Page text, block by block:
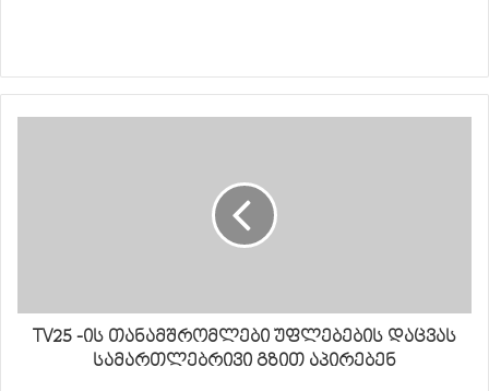
TV25 -ის თანამშრომლები უფლებების დაცვას
სამართლებრივი გზით აპირებენ